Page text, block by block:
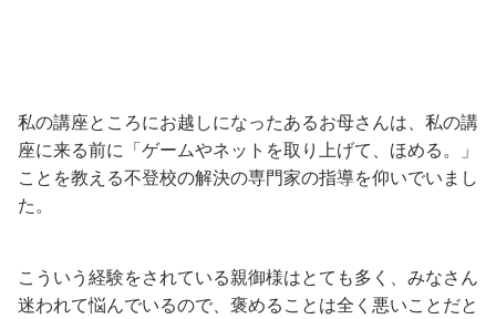
私の講座ところにお越しになったあるお母さんは、私の講
座に来る前に「ゲームやネットを取り上げて、ほめる。」
ことを教える不登校の解決の専門家の指導を仰いでいまし
た。
こういう経験をされている親御様はとても多く、みなさん
迷われて悩んでいるので、褒めることは全く悪いことだと